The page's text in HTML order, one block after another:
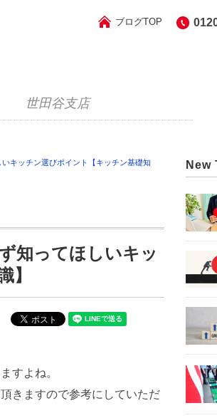
ブログTOP
世田谷支店
キッチン選びポイント【キッチン基礎知
知ってほしいキッ
】
すよね。
きますので参考にしていただ
New